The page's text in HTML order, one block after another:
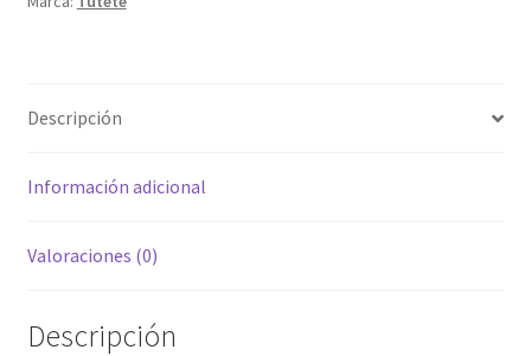
Descripción
Información adicional
Valoraciones (0)
Descripción